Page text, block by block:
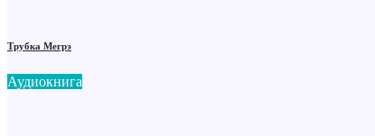
Трубка Мегрэ
Аудиокнига